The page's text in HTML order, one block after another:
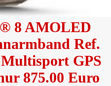
8 AMOLED
Ref.
Multisport GPS
875.00 Euro